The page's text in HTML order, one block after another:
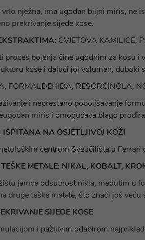
vrlo nježna, ima ugodan biljni miris, ne
prekrivanje sijede kose.
CVJETOVA KAMILICE,
proces bojenja čine ugodnim za kosu
kose i dajući joj volumen, duboki
FORMALDEHIDA, RESORCINOLA,
i neprestano poboljšavanje
miris i omogućava blago
ISPITANA NA OSJETLJIVOJ KOŽI
centrom Sveučilišta u
METALE: NIKAL, KOBALT,
jamče odsutnost nikla, međutim u
druge teške metale, što znači još
SIJEDE KOSE
i pažljivim odabirom